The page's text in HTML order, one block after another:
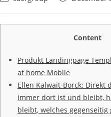
Content
Produkt Landingpage
at home Mobile
Ellen Kalwait-Borck: Direkt
immer dort ist und bleibt,
bleibt, welches gegenseitig